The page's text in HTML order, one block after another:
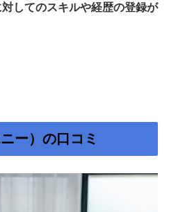
してのスキルや経歴の登録が
ー）の口コミ